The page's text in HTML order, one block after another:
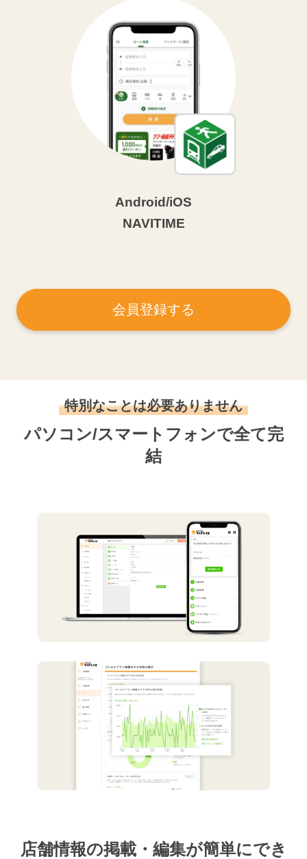
Android/iOS
NAVITIME
会員登録する
特別なことは必要ありません
パソコン/スマートフォンで全て完
結
店舗情報の掲載・編集が簡単にでき